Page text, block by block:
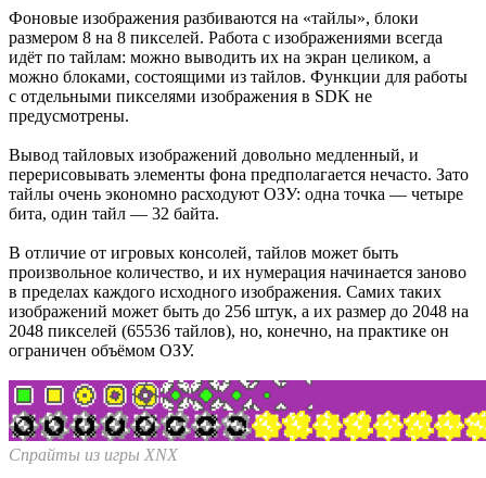
Фоновые изображения разбиваются на «тайлы», блоки
размером 8 на 8 пикселей. Работа с изображениями всегда
идёт по тайлам: можно выводить их на экран целиком, а
можно блоками, состоящими из тайлов. Функции для работы
с отдельными пикселями изображения в SDK не
предусмотрены.
Вывод тайловых изображений довольно медленный, и
перерисовывать элементы фона предполагается нечасто. Зато
тайлы очень экономно расходуют ОЗУ: одна точка — четыре
бита, один тайл — 32 байта.
В отличие от игровых консолей, тайлов может быть
произвольное количество, и их нумерация начинается заново
в пределах каждого исходного изображения. Самих таких
изображений может быть до 256 штук, а их размер до 2048 на
2048 пикселей (65536 тайлов), но, конечно, на практике он
ограничен объёмом ОЗУ.
Спрайты из игры XNX